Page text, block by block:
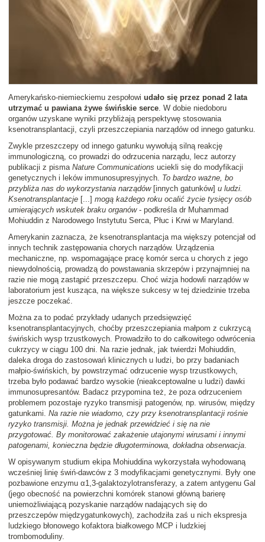
Amerykańsko-niemieckiemu zespołowi udało się przez ponad 2 lata
utrzymać u pawiana żywe świńskie serce. W dobie niedoboru
organów uzyskane wyniki przybliżają perspektywę stosowania
ksenotransplantacji, czyli przeszczepiania narządów od innego gatunku.
Zwykle przeszczepy od innego gatunku wywołują silną reakcję
immunologiczną, co prowadzi do odrzucenia narządu, lecz autorzy
publikacji z pisma Nature Communications uciekli się do modyfikacji
genetycznych i leków immunosupresyjnych. To bardzo ważne, bo
przybliża nas do wykorzystania narządów[innych gatunków] u ludzi.
Ksenotransplantacje [...] mogą każdego roku ocalić życie tysięcy osób
umierających wskutek braku organów- podkreśla dr Muhammad
Mohiuddin z Narodowego Instytutu Serca, Płuc i Krwi w Maryland.
Amerykanin zaznacza, że ksenotransplantacja ma większy potencjał od
innych technik zastępowania chorych narządów. Urządzenia
mechaniczne, np. wspomagające pracę komór serca u chorych z jego
niewydolnością, prowadzą do powstawania skrzepów i przynajmniej na
razie nie mogą zastąpić przeszczepu. Choć wizja hodowli narządów w
laboratorium jest kusząca, na większe sukcesy w tej dziedzinie trzeba
jeszcze poczekać.
Można za to podać przykłady udanych przedsięwzięć
ksenotransplantacyjnych, choćby przeszczepiania małpom z cukrzycą
świńskich wysp trzustkowych. Prowadziło to do całkowitego odwrócenia
cukrzycy w ciągu 100 dni. Na razie jednak, jak twierdzi Mohiuddin,
daleka droga do zastosowań klinicznych u ludzi, bo przy badaniach
małpio-świńskich, by powstrzymać odrzucenie wysp trzustkowych,
trzeba było podawać bardzo wysokie (nieakceptowalne u ludzi) dawki
immunosupresantów. Badacz przypomina też, że poza odrzuceniem
problemem pozostaje ryzyko transmisji patogenów, np. wirusów, między
gatunkami. Na razie nie wiadomo, czy przy ksenotransplantacji rośnie
ryzyko transmisji. Można je jednak przewidzieć i się na nie
przygotować. By monitorować zakażenie utajonymi wirusami i innymi
patogenami, konieczna będzie długoterminowa, dokładna obserwacja.
W opisywanym studium ekipa Mohiuddina wykorzystała wyhodowaną
wcześniej linię świń-dawców z 3 modyfikacjami genetycznymi. Były one
pozbawione enzymu α1,3-galaktozylotransferazy, a zatem antygenu Gal
(jego obecność na powierzchni komórek stanowi główną barierę
uniemożliwiającą pozyskanie narządów nadających się do
przeszczepów międzygatunkowych), zachodziła zaś u nich ekspresja
ludzkiego błonowego kofaktora białkowego MCP i ludzkiej
trombomoduliny.